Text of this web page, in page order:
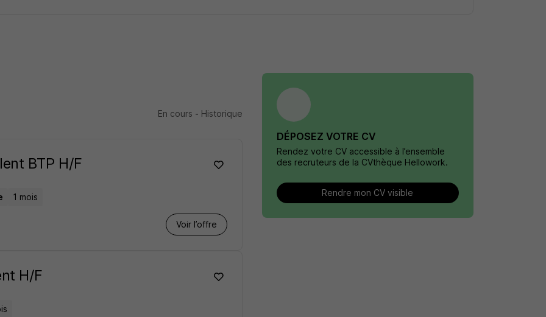
En cours - Historique
BTP H/F
1 mois
Voir l’offre
H/F
DÉPOSEZ VOTRE CV
Rendez votre CV accessible à l’ensemble
des recruteurs de la CVthèque Hellowork.
Rendre mon CV visible